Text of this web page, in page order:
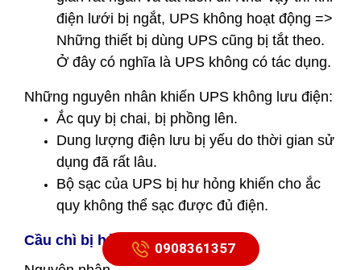
điện lưới bị ngắt, UPS không hoạt động =>
Những thiết bị dùng UPS cũng bị tắt theo.
Ở đây có nghĩa là UPS không có tác dụng.
Những nguyên nhân khiến UPS không lưu điện:
Ắc quy bị chai, bị phồng lên.
Dung lượng điện lưu bị yếu do thời gian sử
dụng đã rất lâu.
Bộ sạc của UPS bị hư hỏng khiến cho ắc
quy không thể sạc được đủ điện.
Cầu chì bị hỏng
0908361357